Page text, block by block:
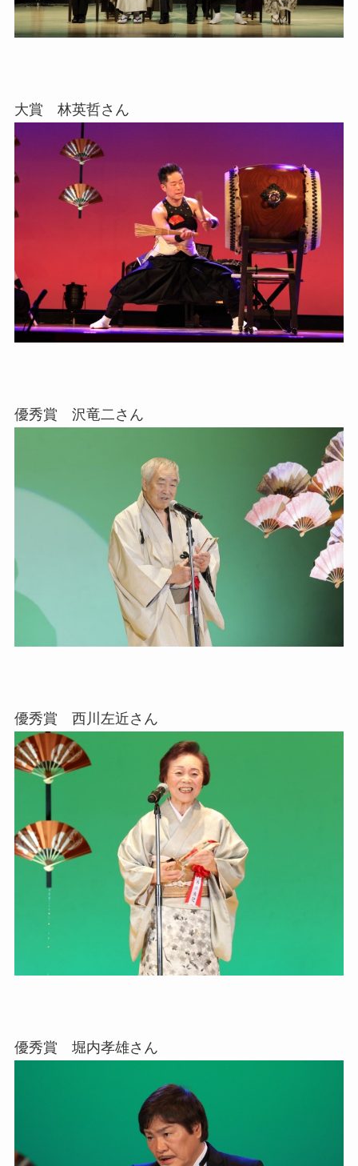
大賞 林英哲さん
優秀賞 沢竜二さん
優秀賞 西川左近さん
優秀賞 堀内孝雄さん